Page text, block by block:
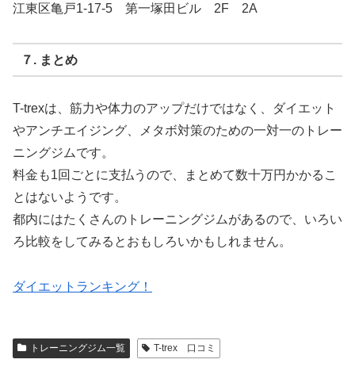
江東区亀戸1-17-5 第一塚田ビル 2F 2A
７. まとめ
T-trexは、筋力や体力のアップだけではなく、ダイエット
やアンチエイジング、メタボ対策のための一対一のトレー
ニングジムです。
料金も1回ごとに支払うので、まとめて数十万円かかるこ
とはないようです。
都内にはたくさんのトレーニングジムがあるので、いろい
ろ比較をしてみるとおもしろいかもしれません。
ダイエットランキング！
トレーニングジム一覧 T-trex 口コミ